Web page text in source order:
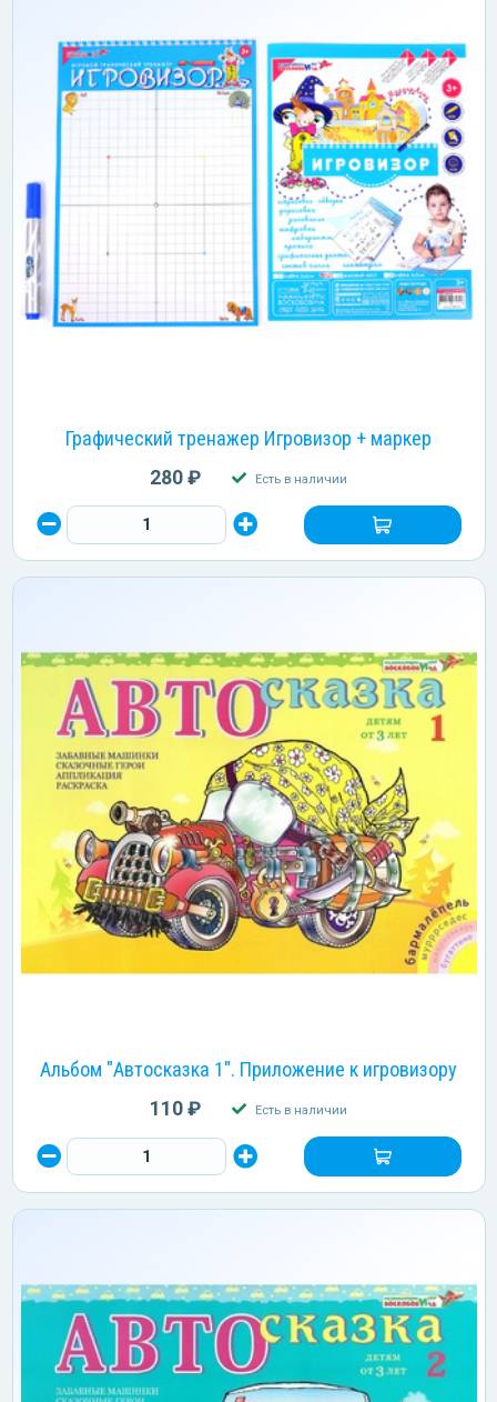
Графический тренажер Игровизор + маркер
280 ₽ Есть в наличии
Альбом "Автосказка 1". Приложение к игровизору
110 ₽ Есть в наличии